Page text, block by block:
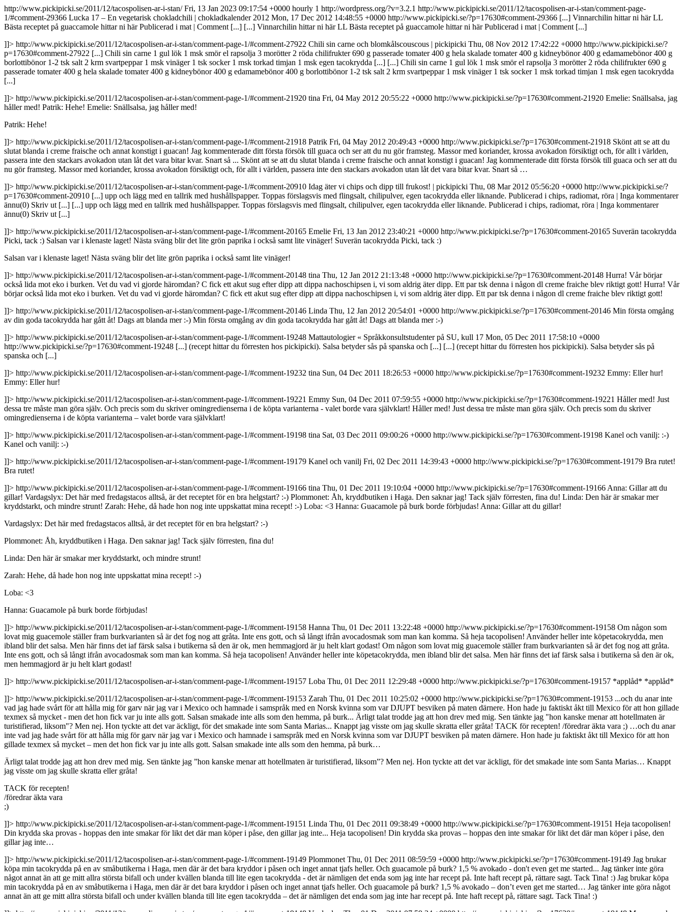
http://www.pickipicki.se/2011/12/tacospolisen-ar-i-stan/Fri, 13 Jan 2023 09:17:54 +0000 hourly 1 http://wordpress.org/?v=3.2.1 http://www.pickipicki.se/2011/12/tacospolisen-ar-i-stan/comment-page-
1/#comment-29366 Lucka 17 – En vegetarisk chokladchili | chokladkalender 2012 Mon, 17 Dec 2012 14:48:55 +0000 http://www.pickipicki.se/?p=17630#comment-29366 [...] Vinnarchilin hittar ni här LL
Bästa receptet på guaccamole hittar ni här Publicerad i mat | Comment [...] [...] Vinnarchilin hittar ni här LL Bästa receptet på guaccamole hittar ni här Publicerad i mat | Comment [...]
]]> http://www.pickipicki.se/2011/12/tacospolisen-ar-i-stan/comment-page-1/#comment-27922 Chili sin carne och blomkålscouscous | pickipicki Thu, 08 Nov 2012 17:42:22 +0000 http://www.pickipicki.se/?
p=17630#comment-27922 [...] Chili sin carne 1 gul lök 1 msk smör el rapsolja 3 morötter 2 röda chilifrukter 690 g passerade tomater 400 g hela skalade tomater 400 g kidneybönor 400 g edamamebönor 400 g
borlottibönor 1-2 tsk salt 2 krm svartpeppar 1 msk vinäger 1 tsk socker 1 msk torkad timjan 1 msk egen tacokrydda [...] [...] Chili sin carne 1 gul lök 1 msk smör el rapsolja 3 morötter 2 röda chilifrukter 690 g
passerade tomater 400 g hela skalade tomater 400 g kidneybönor 400 g edamamebönor 400 g borlottibönor 1-2 tsk salt 2 krm svartpeppar 1 msk vinäger 1 tsk socker 1 msk torkad timjan 1 msk egen tacokrydda
[...]
]]> http://www.pickipicki.se/2011/12/tacospolisen-ar-i-stan/comment-page-1/#comment-21920 tina Fri, 04 May 2012 20:55:22 +0000 http://www.pickipicki.se/?p=17630#comment-21920 Emelie: Snällsalsa, jag
håller med! Patrik: Hehe! Emelie: Snällsalsa, jag håller med!
Patrik: Hehe!
]]> http://www.pickipicki.se/2011/12/tacospolisen-ar-i-stan/comment-page-1/#comment-21918 Patrik Fri, 04 May 2012 20:49:43 +0000 http://www.pickipicki.se/?p=17630#comment-21918 Skönt att se att du
slutat blanda i creme fraische och annat konstigt i guacan! Jag kommenterade ditt första försök till guaca och ser att du nu gör framsteg. Massor med koriander, krossa avokadon försiktigt och, för allt i världen,
passera inte den stackars avokadon utan låt det vara bitar kvar. Snart så ... Skönt att se att du slutat blanda i creme fraische och annat konstigt i guacan! Jag kommenterade ditt första försök till guaca och ser att du
nu gör framsteg. Massor med koriander, krossa avokadon försiktigt och, för allt i världen, passera inte den stackars avokadon utan låt det vara bitar kvar. Snart så …
]]> http://www.pickipicki.se/2011/12/tacospolisen-ar-i-stan/comment-page-1/#comment-20910 Idag äter vi chips och dipp till frukost! | pickipicki Thu, 08 Mar 2012 05:56:20 +0000 http://www.pickipicki.se/?
p=17630#comment-20910 [...] upp och lägg med en tallrik med hushållspapper. Toppas förslagsvis med flingsalt, chilipulver, egen tacokrydda eller liknande. Publicerad i chips, radiomat, röra | Inga kommentarer
ännu(0) Skriv ut [...] [...] upp och lägg med en tallrik med hushållspapper. Toppas förslagsvis med flingsalt, chilipulver, egen tacokrydda eller liknande. Publicerad i chips, radiomat, röra | Inga kommentarer
ännu(0) Skriv ut [...]
]]> http://www.pickipicki.se/2011/12/tacospolisen-ar-i-stan/comment-page-1/#comment-20165 Emelie Fri, 13 Jan 2012 23:40:21 +0000 http://www.pickipicki.se/?p=17630#comment-20165 Suverän tacokrydda
Picki, tack :) Salsan var i klenaste laget! Nästa sväng blir det lite grön paprika i också samt lite vinäger! Suverän tacokrydda Picki, tack :)
Salsan var i klenaste laget! Nästa sväng blir det lite grön paprika i också samt lite vinäger!
]]> http://www.pickipicki.se/2011/12/tacospolisen-ar-i-stan/comment-page-1/#comment-20148 tina Thu, 12 Jan 2012 21:13:48 +0000 http://www.pickipicki.se/?p=17630#comment-20148 Hurra! Vår börjar
också lida mot eko i burken. Vet du vad vi gjorde häromdan? C fick ett akut sug efter dipp att dippa nachoschipsen i, vi som aldrig äter dipp. Ett par tsk denna i någon dl creme fraiche blev riktigt gott! Hurra! Vår
börjar också lida mot eko i burken. Vet du vad vi gjorde häromdan? C fick ett akut sug efter dipp att dippa nachoschipsen i, vi som aldrig äter dipp. Ett par tsk denna i någon dl creme fraiche blev riktigt gott!
]]> http://www.pickipicki.se/2011/12/tacospolisen-ar-i-stan/comment-page-1/#comment-20146 Linda Thu, 12 Jan 2012 20:54:01 +0000 http://www.pickipicki.se/?p=17630#comment-20146 Min första omgång
av din goda tacokrydda har gått åt! Dags att blanda mer :-) Min första omgång av din goda tacokrydda har gått åt! Dags att blanda mer :-)
]]> http://www.pickipicki.se/2011/12/tacospolisen-ar-i-stan/comment-page-1/#comment-19248 Mattautologier « Språkkonsultstudenter på SU, kull 17 Mon, 05 Dec 2011 17:58:10 +0000
http://www.pickipicki.se/?p=17630#comment-19248 [...] (recept hittar du förresten hos pickipicki). Salsa betyder sås på spanska och [...] [...] (recept hittar du förresten hos pickipicki). Salsa betyder sås på
spanska och [...]
]]> http://www.pickipicki.se/2011/12/tacospolisen-ar-i-stan/comment-page-1/#comment-19232 tina Sun, 04 Dec 2011 18:26:53 +0000 http://www.pickipicki.se/?p=17630#comment-19232 Emmy: Eller hur!
Emmy: Eller hur!
]]> http://www.pickipicki.se/2011/12/tacospolisen-ar-i-stan/comment-page-1/#comment-19221 Emmy Sun, 04 Dec 2011 07:59:55 +0000 http://www.pickipicki.se/?p=17630#comment-19221 Håller med! Just
dessa tre måste man göra själv. Och precis som du skriver omingredienserna i de köpta varianterna - valet borde vara självklart! Håller med! Just dessa tre måste man göra själv. Och precis som du skriver
omingredienserna i de köpta varianterna – valet borde vara självklart!
]]> http://www.pickipicki.se/2011/12/tacospolisen-ar-i-stan/comment-page-1/#comment-19198 tina Sat, 03 Dec 2011 09:00:26 +0000 http://www.pickipicki.se/?p=17630#comment-19198 Kanel och vanilj: :-)
Kanel och vanilj: :-)
]]> http://www.pickipicki.se/2011/12/tacospolisen-ar-i-stan/comment-page-1/#comment-19179 Kanel och vanilj Fri, 02 Dec 2011 14:39:43 +0000 http://www.pickipicki.se/?p=17630#comment-19179 Bra rutet!
Bra rutet!
]]> http://www.pickipicki.se/2011/12/tacospolisen-ar-i-stan/comment-page-1/#comment-19166 tina Thu, 01 Dec 2011 19:10:04 +0000 http://www.pickipicki.se/?p=17630#comment-19166 Anna: Gillar att du
gillar! Vardagslyx: Det här med fredagstacos alltså, är det receptet för en bra helgstart? :-) Plommonet: Åh, kryddbutiken i Haga. Den saknar jag! Tack själv förresten, fina du! Linda: Den här är smakar mer
kryddstarkt, och mindre strunt! Zarah: Hehe, då hade hon nog inte uppskattat mina recept! :-) Loba: <3 Hanna: Guacamole på burk borde förbjudas! Anna: Gillar att du gillar!
Vardagslyx: Det här med fredagstacos alltså, är det receptet för en bra helgstart? :-)
Plommonet: Åh, kryddbutiken i Haga. Den saknar jag! Tack själv förresten, fina du!
Linda: Den här är smakar mer kryddstarkt, och mindre strunt!
Zarah: Hehe, då hade hon nog inte uppskattat mina recept! :-)
Loba: <3
Hanna: Guacamole på burk borde förbjudas!
]]> http://www.pickipicki.se/2011/12/tacospolisen-ar-i-stan/comment-page-1/#comment-19158 Hanna Thu, 01 Dec 2011 13:22:48 +0000 http://www.pickipicki.se/?p=17630#comment-19158 Om någon som
lovat mig guacemole ställer fram burkvarianten så är det fog nog att gråta. Inte ens gott, och så långt ifrån avocadosmak som man kan komma. Så heja tacopolisen! Använder heller inte köpetacokrydda, men
ibland blir det salsa. Men här finns det iaf färsk salsa i butikerna så den är ok, men hemmagjord är ju helt klart godast! Om någon som lovat mig guacemole ställer fram burkvarianten så är det fog nog att gråta.
Inte ens gott, och så långt ifrån avocadosmak som man kan komma. Så heja tacopolisen! Använder heller inte köpetacokrydda, men ibland blir det salsa. Men här finns det iaf färsk salsa i butikerna så den är ok,
men hemmagjord är ju helt klart godast!
]]> http://www.pickipicki.se/2011/12/tacospolisen-ar-i-stan/comment-page-1/#comment-19157 Loba Thu, 01 Dec 2011 12:29:48 +0000 http://www.pickipicki.se/?p=17630#comment-19157 *applåd* *applåd*
]]> http://www.pickipicki.se/2011/12/tacospolisen-ar-i-stan/comment-page-1/#comment-19153 Zarah Thu, 01 Dec 2011 10:25:02 +0000 http://www.pickipicki.se/?p=17630#comment-19153 ...och du anar inte
vad jag hade svårt för att hålla mig för garv när jag var i Mexico och hamnade i samspråk med en Norsk kvinna som var DJUPT besviken på maten därnere. Hon hade ju faktiskt åkt till Mexico för att hon gillade
texmex så mycket - men det hon fick var ju inte alls gott. Salsan smakade inte alls som den hemma, på burk... Ärligt talat trodde jag att hon drev med mig. Sen tänkte jag "hon kanske menar att hotellmaten är
turistifierad, liksom"? Men nej. Hon tyckte att det var äckligt, för det smakade inte som Santa Marias... Knappt jag visste om jag skulle skratta eller gråta! TACK för recepten! /föredrar äkta vara ;) …och du anar
inte vad jag hade svårt för att hålla mig för garv när jag var i Mexico och hamnade i samspråk med en Norsk kvinna som var DJUPT besviken på maten därnere. Hon hade ju faktiskt åkt till Mexico för att hon
gillade texmex så mycket – men det hon fick var ju inte alls gott. Salsan smakade inte alls som den hemma, på burk…
Ärligt talat trodde jag att hon drev med mig. Sen tänkte jag ”hon kanske menar att hotellmaten är turistifierad, liksom”? Men nej. Hon tyckte att det var äckligt, för det smakade inte som Santa Marias… Knappt
jag visste om jag skulle skratta eller gråta!
TACK för recepten!
/föredrar äkta vara
;)
]]> http://www.pickipicki.se/2011/12/tacospolisen-ar-i-stan/comment-page-1/#comment-19151 Linda Thu, 01 Dec 2011 09:38:49 +0000 http://www.pickipicki.se/?p=17630#comment-19151 Heja tacopolisen!
Din krydda ska provas - hoppas den inte smakar för likt det där man köper i påse, den gillar jag inte... Heja tacopolisen! Din krydda ska provas – hoppas den inte smakar för likt det där man köper i påse, den
gillar jag inte…
]]> http://www.pickipicki.se/2011/12/tacospolisen-ar-i-stan/comment-page-1/#comment-19149 Plommonet Thu, 01 Dec 2011 08:59:59 +0000 http://www.pickipicki.se/?p=17630#comment-19149 Jag brukar
köpa min tacokrydda på en av småbutikerna i Haga, men där är det bara kryddor i påsen och inget annat tjafs heller. Och guacamole på burk? 1,5 % avokado - don't even get me started... Jag tänker inte göra
något annat än att ge mitt allra största bifall och under kvällen blanda till lite egen tacokrydda - det är nämligen det enda som jag inte har recept på. Inte haft recept på, rättare sagt. Tack Tina! :) Jag brukar köpa
min tacokrydda på en av småbutikerna i Haga, men där är det bara kryddor i påsen och inget annat tjafs heller. Och guacamole på burk? 1,5 % avokado – don’t even get me started… Jag tänker inte göra något
annat än att ge mitt allra största bifall och under kvällen blanda till lite egen tacokrydda – det är nämligen det enda som jag inte har recept på. Inte haft recept på, rättare sagt. Tack Tina! :)